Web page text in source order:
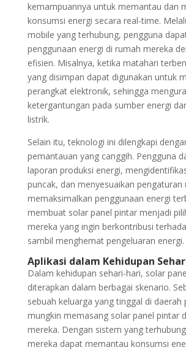
kemampuannya untuk memantau dan
konsumsi energi secara real-time.
mobile yang terhubung, pengguna
penggunaan energi di rumah mereka
efisien. Misalnya, ketika matahari
yang disimpan dapat digunakan untuk
perangkat elektronik, sehingga
ketergantungan pada sumber energi
listrik.
Selain itu, teknologi ini dilengkapi
pemantauan yang canggih. Pengguna
laporan produksi energi,
puncak, dan menyesuaikan pengaturan
memaksimalkan penggunaan energi
membuat solar panel pintar menjadi
mereka yang ingin berkontribusi
sambil menghemat pengeluaran energi.
Aplikasi dalam Kehidupan
Dalam kehidupan sehari-hari, solar
diterapkan dalam berbagai skenario.
sebuah keluarga yang tinggal di daerah
mungkin memasang solar panel pintar
mereka. Dengan sistem yang
mereka dapat memantau konsumsi